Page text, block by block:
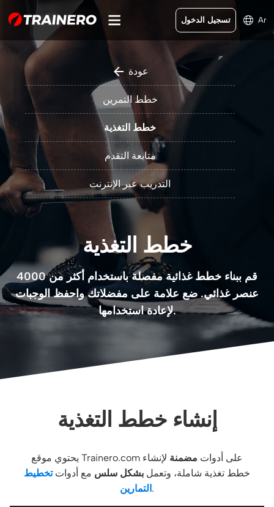
تسجيل الدخول Ar
عودة
خطط التمرين
خطط التغذية
متابعة التقدم
التدريب عبر الإنترنت
خطط التغذية
قم ببناء خطط غذائية مفصلة باستخدام أكثر من 4000
عنصر غذائي. ضع علامة على مفضلاتك واحفظ الوجبات
لإعادة استخدامها.
إنشاء خطط التغذية
يحتوي موقع Trainero.com على أدوات مضمنة لإنشاء
خطط تغذية شاملة، وتعمل بشكل سلس مع أدواتتخطيط
التمارين.